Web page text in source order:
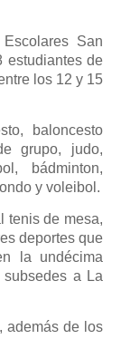
San
estudiantes de
los 12 y 15
baloncesto
grupo, judo,
bádminton,
y voleibol.
tenis de mesa,
deportes que
la undécima
a La
además de los